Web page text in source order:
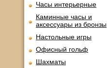
Часы интерьерные
Каминные часы и
аксессуары из бронзы
Настольные игры
Офисный гольф
Шахматы